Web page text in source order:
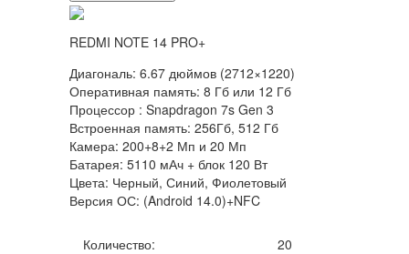
REDMI NOTE 14 PRO+
Диагональ: 6.67 дюймов (2712×1220)
Оперативная память: 8 Гб или 12 Гб
Процессор : Snapdragon 7s Gen 3
Встроенная память: 256Гб, 512 Гб
Камера: 200+8+2 Мп и 20 Мп
Батарея: 5110 мАч + блок 120 Вт
Цвета: Черный, Синий, Фиолетовый
Версия ОС: (Android 14.0)+NFC
Количество:
20